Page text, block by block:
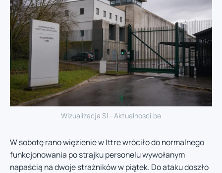
Wizualizacja SI - Aktualnosci.be
W sobotę rano więzienie w Ittre wróciło do normalnego
funkcjonowania po strajku personelu wywołanym
napaścią na dwoje strażników w piątek. Do ataku doszło